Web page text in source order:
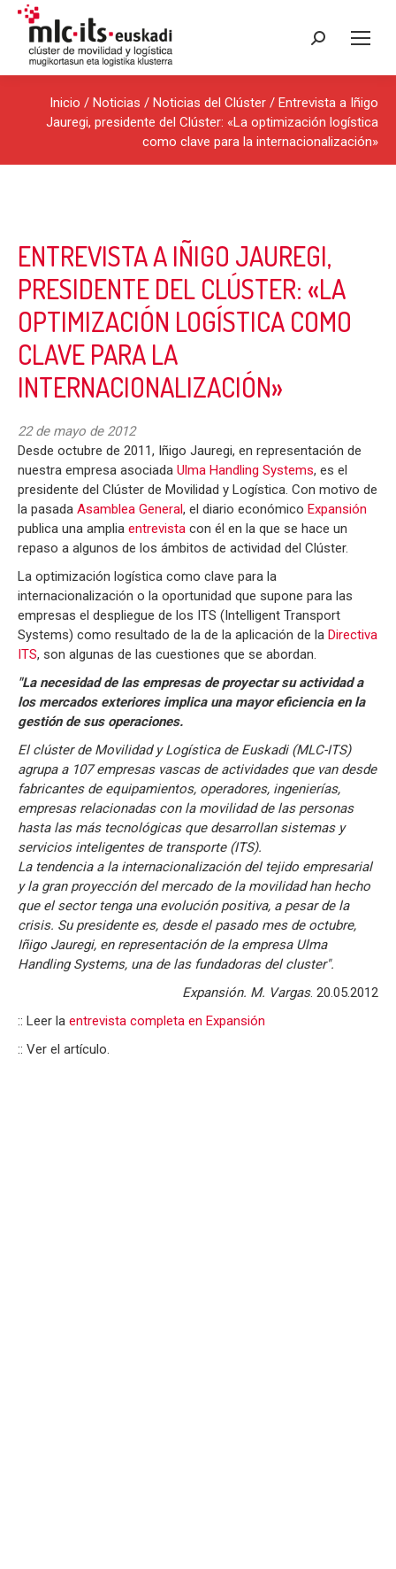
Buscar:
Inicio / Noticias / Noticias del Clúster / Entrevista a Iñigo
Jauregi, presidente del Clúster: «La optimización logística
como clave para la internacionalización»
ENTREVISTA A IÑIGO JAUREGI,
PRESIDENTE DEL CLÚSTER: «LA
OPTIMIZACIÓN LOGÍSTICA COMO
CLAVE PARA LA
INTERNACIONALIZACIÓN»
22 de mayo de 2012
Desde octubre de 2011, Iñigo Jauregi, en representación de
nuestra empresa asociada Ulma Handling Systems, es el
presidente del Clúster de Movilidad y Logística. Con motivo de
la pasada Asamblea General, el diario económico Expansión
publica una amplia entrevista con él en la que se hace un
repaso a algunos de los ámbitos de actividad del Clúster.
La optimización logística como clave para la
internacionalización o la oportunidad que supone para las
empresas el despliegue de los ITS (Intelligent Transport
Systems) como resultado de la de la aplicación de la Directiva
ITS, son algunas de las cuestiones que se abordan.
"La necesidad de las empresas de proyectar su actividad a
los mercados exteriores implica una mayor eficiencia en la
gestión de sus operaciones.
El clúster de Movilidad y Logística de Euskadi (MLC-ITS)
agrupa a 107 empresas vascas de actividades que van desde
fabricantes de equipamientos, operadores, ingenierías,
empresas relacionadas con la movilidad de las personas
hasta las más tecnológicas que desarrollan sistemas y
servicios inteligentes de transporte (ITS).
La tendencia a la internacionalización del tejido empresarial
y la gran proyección del mercado de la movilidad han hecho
que el sector tenga una evolución positiva, a pesar de la
crisis. Su presidente es, desde el pasado mes de octubre,
Iñigo Jauregi, en representación de la empresa Ulma
Handling Systems, una de las fundadoras del cluster".
Expansión. M. Vargas. 20.05.2012
:: Leer la entrevista completa en Expansión
:: Ver el artículo.